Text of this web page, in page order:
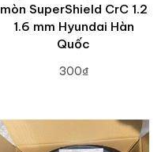
mòn SuperShield CrC 1.2
1.6 mm Hyundai Hàn
Quốc
300₫